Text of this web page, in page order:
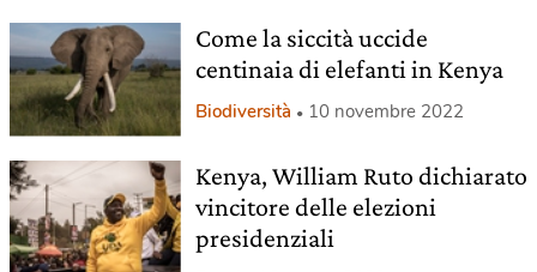
Come la siccità uccide
centinaia di elefanti in Kenya
Biodiversità 10 novembre 2022
Kenya, William Ruto dichiarato
vincitore delle elezioni
presidenziali